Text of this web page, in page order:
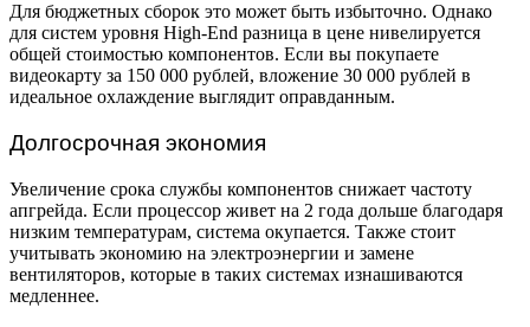
Для бюджетных сборок это может быть избыточно. Однако
для систем уровня High-End разница в цене нивелируется
общей стоимостью компонентов. Если вы покупаете
видеокарту за 150 000 рублей, вложение 30 000 рублей в
идеальное охлаждение выглядит оправданным.
Долгосрочная экономия
Увеличение срока службы компонентов снижает частоту
апгрейда. Если процессор живет на 2 года дольше благодаря
низким температурам, система окупается. Также стоит
учитывать экономию на электроэнергии и замене
вентиляторов, которые в таких системах изнашиваются
медленнее.